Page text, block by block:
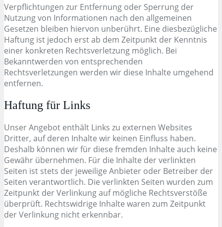
Verpflichtungen zur Entfernung oder Sperrung der
Nutzung von Informationen nach den allgemeinen
Gesetzen bleiben hiervon unberührt. Eine diesbezügliche
Haftung ist jedoch erst ab dem Zeitpunkt der Kenntnis
einer konkreten Rechtsverletzung möglich. Bei
Bekanntwerden von entsprechenden
Rechtsverletzungen werden wir diese Inhalte umgehend
entfernen.
Haftung für Links
Unser Angebot enthält Links zu externen Websites
Dritter, auf deren Inhalte wir keinen Einfluss haben.
Deshalb können wir für diese fremden Inhalte auch keine
Gewähr übernehmen. Für die Inhalte der verlinkten
Seiten ist stets der jeweilige Anbieter oder Betreiber der
Seiten verantwortlich. Die verlinkten Seiten wurden zum
Zeitpunkt der Verlinkung auf mögliche Rechtsverstöße
überprüft. Rechtswidrige Inhalte waren zum Zeitpunkt
der Verlinkung nicht erkennbar.